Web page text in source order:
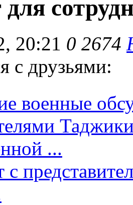
для
20:21 0 2674
с друзьями: